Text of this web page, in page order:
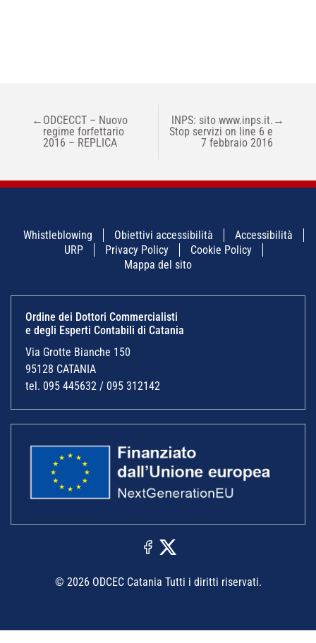
NAVIGAZIONE
ARTICOLI
← ODCECCT – Nuovo
regime forfettario
2016 – REPLICA
INPS: sito www.inps.it.
Stop servizi on line 6 e
7 febbraio 2016
→
Whistleblowing Obiettivi accessibilità
Accessibilità
URP
Privacy Policy
Cookie Policy
Mappa del sito
Ordine dei Dottori Commercialisti
e degli Esperti Contabili di Catania
Via Grotte Bianche 150
95128 CATANIA
tel. 095 445632 / 095 312142
© 2026 ODCEC Catania Tutti i diritti riservati.